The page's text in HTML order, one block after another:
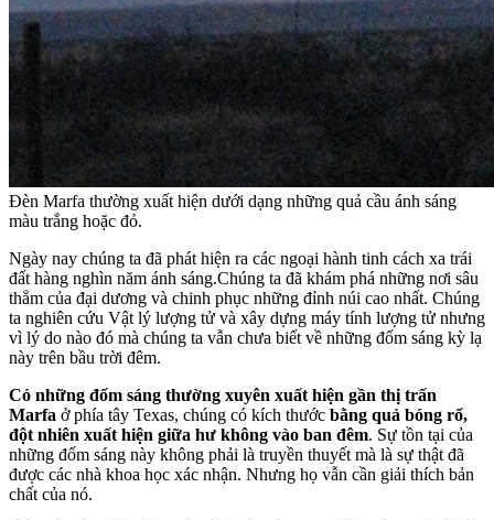
Đèn Marfa thường xuất hiện dưới dạng những quả cầu ánh sáng
màu trắng hoặc đỏ.
Ngày nay chúng ta đã phát hiện ra các ngoại hành tinh cách xa trái
đất hàng nghìn năm ánh sáng.Chúng ta đã khám phá những nơi sâu
thẳm của đại dương và chinh phục những đỉnh núi cao nhất. Chúng
ta nghiên cứu Vật lý lượng tử và xây dựng máy tính lượng tử nhưng
vì lý do nào đó mà chúng ta vẫn chưa biết về những đốm sáng kỳ lạ
này trên bầu trời đêm.
Có những đốm sáng thường xuyên xuất hiện gần thị trấn
Marfa ở phía tây Texas, chúng có kích thước bằng quả bóng rổ,
đột nhiên xuất hiện giữa hư không vào ban đêm. Sự tồn tại của
những đốm sáng này không phải là truyền thuyết mà là sự thật đã
được các nhà khoa học xác nhận. Nhưng họ vẫn cần giải thích bản
chất của nó.